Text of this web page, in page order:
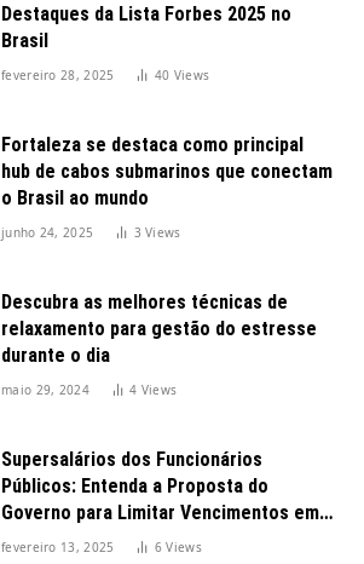
Destaques da Lista Forbes 2025 no
Brasil
fevereiro 28, 2025 40 Views
Fortaleza se destaca como principal
hub de cabos submarinos que conectam
o Brasil ao mundo
junho 24, 2025 3Views
Descubra as melhores técnicas de
relaxamento para gestão do estresse
durante o dia
maio 29, 2024 4 Views
Supersalários dos Funcionários
Públicos: Entenda a Proposta do
Governo para Limitar Vencimentos em
2025
fevereiro 13, 2025 6Views